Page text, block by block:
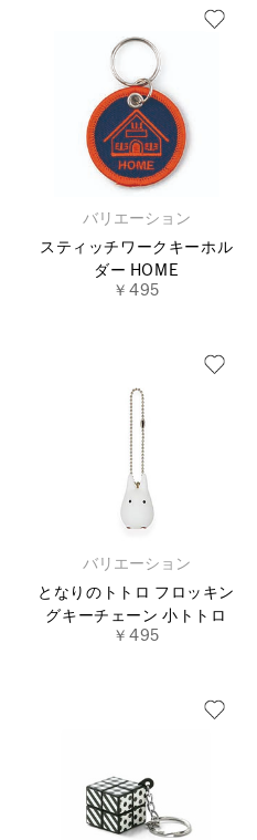
バリエーション
スティッチワークキーホル
ダー HOME
￥495
バリエーション
となりのトトロ フロッキン
グキーチェーン 小トトロ
￥495